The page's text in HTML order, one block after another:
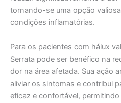
tornando-se uma opção
condições inflamatórias.
Para os pacientes com hálux
Serrata pode ser benéfico na
dor na área afetada. Sua ação
aliviar os sintomas e contribui
eficaz e confortável,